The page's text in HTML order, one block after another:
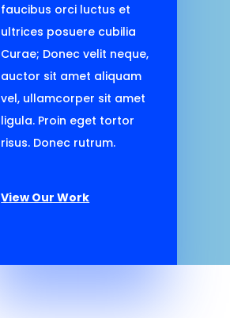
faucibus orci luctus et
ultrices posuere cubilia
Curae; Donec velit neque,
auctor sit amet aliquam
vel, ullamcorper sit amet
ligula. Proin eget tortor
risus. Donec rutrum.
View Our Work